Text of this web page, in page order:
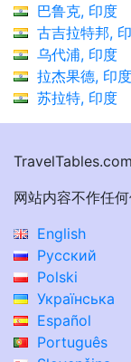
巴鲁克, 印度
古吉拉特邦,
乌代浦, 印度
拉杰果德, 印度
苏拉特, 印度
网站内容不作任
English
Русский
Polski
Українська
Español
Português